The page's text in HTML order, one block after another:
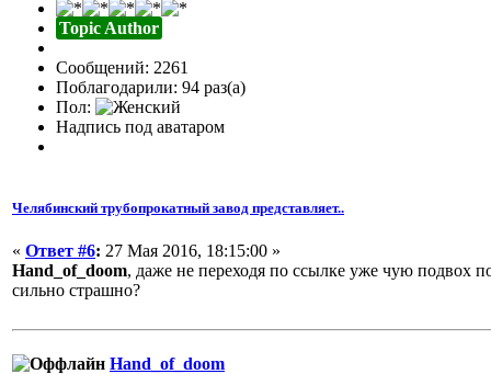
Topic Author
Сообщений: 2261
Поблагодарили: 94 раз(а)
Пол:
Надпись под аватаром
Челябинский трубопрокатный завод представляет..
« Ответ #6: 27 Мая 2016, 18:15:00 »
Hand_of_doom, даже не переходя по ссылке уже чую подвох
сильно страшно?
Hand_of_doom